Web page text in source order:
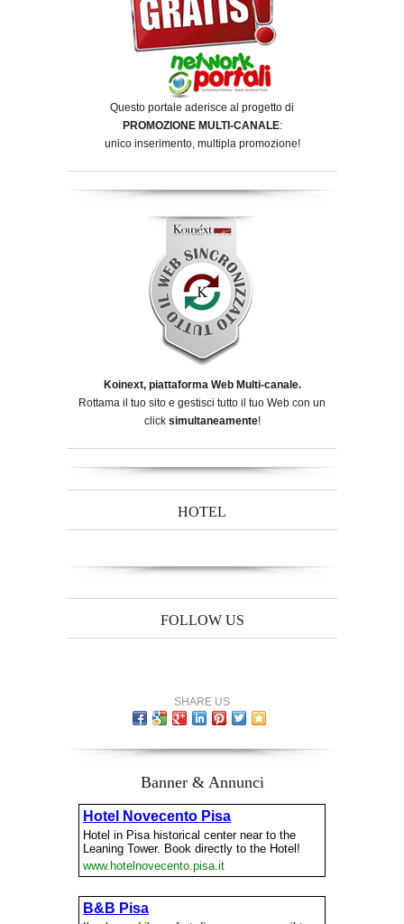
Questo portale aderisce al progetto di
PROMOZIONE MULTI-CANALE:
unico inserimento, multipla promozione!
Koinext, piattaforma Web Multi-canale.
Rottama il tuo sito e gestisci tutto il tuo Web con un
click simultaneamente!
HOTEL
FOLLOW US
SHARE US
Banner & Annunci